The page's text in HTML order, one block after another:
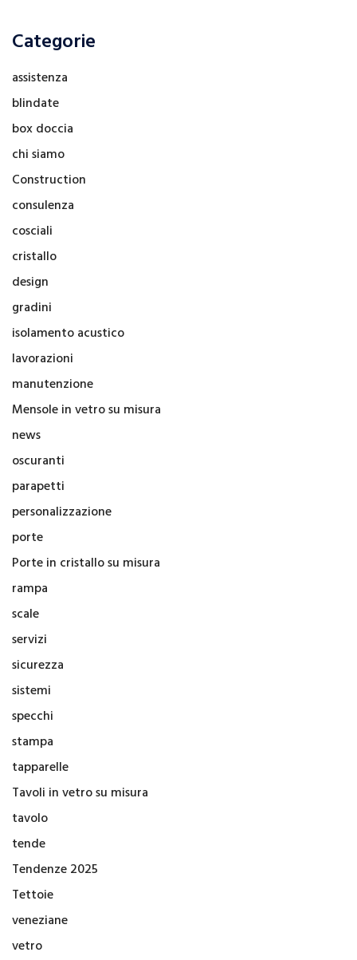
Categorie
assistenza
blindate
box doccia
chi siamo
Construction
consulenza
cosciali
cristallo
design
gradini
isolamento acustico
lavorazioni
manutenzione
Mensole in vetro su misura
news
oscuranti
parapetti
personalizzazione
porte
Porte in cristallo su misura
rampa
scale
servizi
sicurezza
sistemi
specchi
stampa
tapparelle
Tavoli in vetro su misura
tavolo
tende
Tendenze 2025
Tettoie
veneziane
vetro